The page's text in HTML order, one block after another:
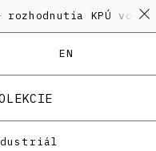
KPÚ vo
EN